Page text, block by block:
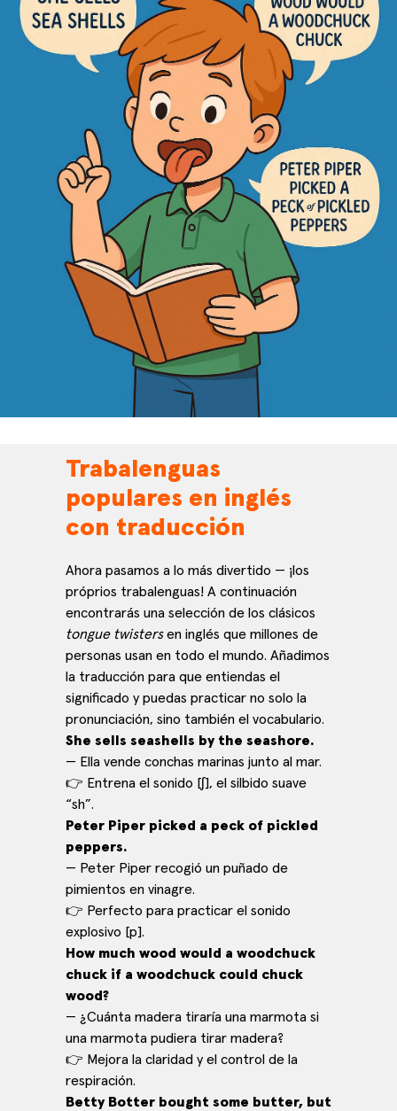
Ahora pasamos a lo más divertido — ¡los
próprios trabalenguas! A continuación
encontrarás una selección de los clásicos
tongue twistersen inglés que millones de
personas usan en todo el mundo. Añadimos
la traducción para que entiendas el
significado y puedas practicar no solo la
pronunciación, sino también el vocabulario.
She sells seashells by the seashore.
— Ella vende conchas marinas junto al mar.
👉 Entrena el sonido [ʃ], el silbido suave
“sh”.
Peter Piper picked a peck of pickled
peppers.
— Peter Piper recogió un puñado de
pimientos en vinagre.
👉 Perfecto para practicar el sonido
explosivo [p].
How much wood would a woodchuck
chuck if a woodchuck could chuck
wood?
— ¿Cuánta madera tiraría una marmota si
una marmota pudiera tirar madera?
👉 Mejora la claridad y el control de la
respiración.
Betty Botter bought some butter, but
Trabalenguas
populares en inglés
con traducción